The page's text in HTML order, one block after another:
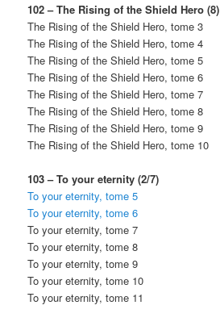
102 – The Rising of the Shield Hero (8)
The Rising of the Shield Hero, tome 3
The Rising of the Shield Hero, tome 4
The Rising of the Shield Hero, tome 5
The Rising of the Shield Hero, tome 6
The Rising of the Shield Hero, tome 7
The Rising of the Shield Hero, tome 8
The Rising of the Shield Hero, tome 9
The Rising of the Shield Hero, tome 10
103 – To your eternity (2/7)
To your eternity, tome 5
To your eternity, tome 6
To your eternity, tome 7
To your eternity, tome 8
To your eternity, tome 9
To your eternity, tome 10
To your eternity, tome 11